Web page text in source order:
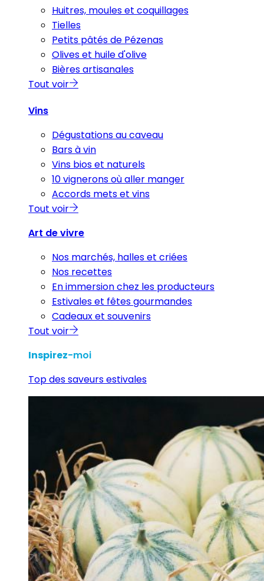
Huitres, moules et coquillages
Tielles
Petits pâtés de Pézenas
Olives et huile d'olive
Bières artisanales
Tout voir
Vins
Dégustations au caveau
Bars à vin
Vins bios et naturels
10 vignerons où aller manger
Accords mets et vins
Tout voir
Art de vivre
Nos marchés, halles et criées
Nos recettes
En immersion chez les producteurs
Estivales et fêtes gourmandes
Cadeaux et souvenirs
Tout voir
Inspirez-moi
Top des saveurs estivales